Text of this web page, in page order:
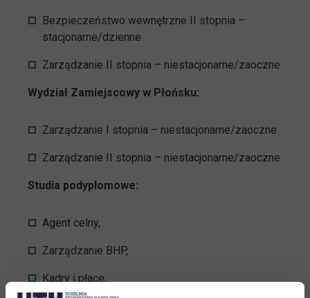
Bezpieczeństwo wewnętrzne II stopnia –
stacjonarne/dzienne
Zarządzanie II stopnia – niestacjonarne/zaoczne
Wydział Zamiejscowy w Płońsku:
Zarządzanie I stopnia – niestacjonarne/zaoczne
Zarządzanie II stopnia – niestacjonarne/zaoczne
Studia podyplomowe:
Agent celny,
Zarządzanie BHP,
Kadry i płace,